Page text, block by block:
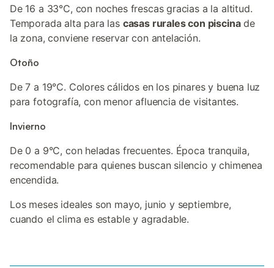
De 16 a 33°C, con noches frescas gracias a la altitud.
Temporada alta para las casas rurales con piscinade
la zona, conviene reservar con antelación.
Otoño
De 7 a 19°C. Colores cálidos en los pinares y buena luz
para fotografía, con menor afluencia de visitantes.
Invierno
De 0 a 9°C, con heladas frecuentes. Época tranquila,
recomendable para quienes buscan silencio y chimenea
encendida.
Los meses ideales son mayo, junio y septiembre,
cuando el clima es estable y agradable.